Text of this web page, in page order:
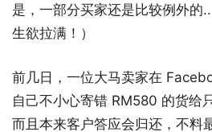
是，一部分买家还是比较例外的
生欲拉满！）
前几日，一位大马卖家在
自己不小心寄错 RM580 的货给
而且本来客户答应会归还，不料